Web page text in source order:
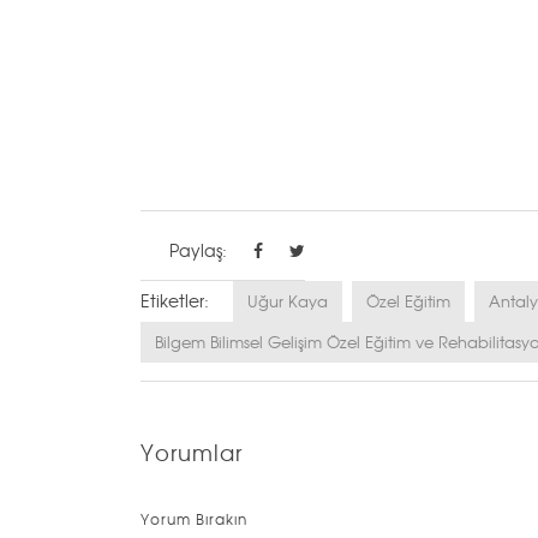
Paylaş:
Etiketler: Uğur Kaya Özel Eğitim
Bilgem Bilimsel Gelişim Özel Eğitim ve
Yorumlar
Yorum Bırakın